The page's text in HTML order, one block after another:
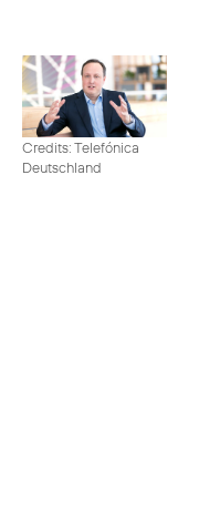
Credits: Telefónica
Deutschland